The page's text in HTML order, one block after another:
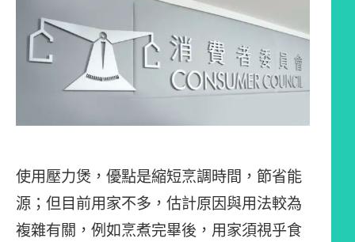
使用壓力煲，優點是縮短烹調時間，節省能
源；但目前用家不多，估計原因與用法較為
複雜有關，例如烹煮完畢後，用家須視乎食